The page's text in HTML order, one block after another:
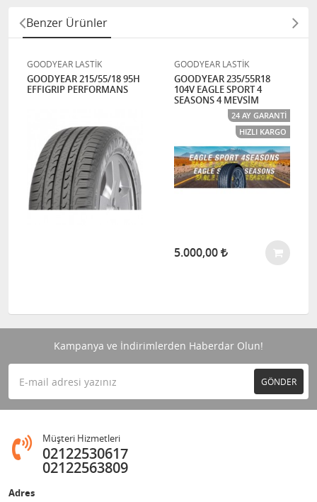
Benzer Ürünler
GOODYEAR LASTİK
GOODYEAR 215/55/18 95H
EFFIGRIP PERFORMANS
GOODYEAR LASTİK
GOODYEAR 235/55R18
104V EAGLE SPORT 4
SEASONS 4 MEVSİM
24 AY GARANTI
HIZLI KARGO
5.000,00
Kampanya ve İndirimlerden Haberdar Olun!
GÖNDER
Müşteri Hizmetleri
02122530617
02122563809
Adres